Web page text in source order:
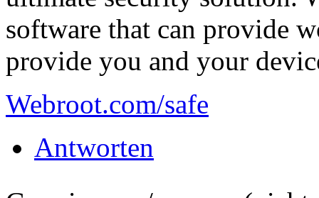
software that can provide
provide you and your
Webroot.com/safe
Antworten